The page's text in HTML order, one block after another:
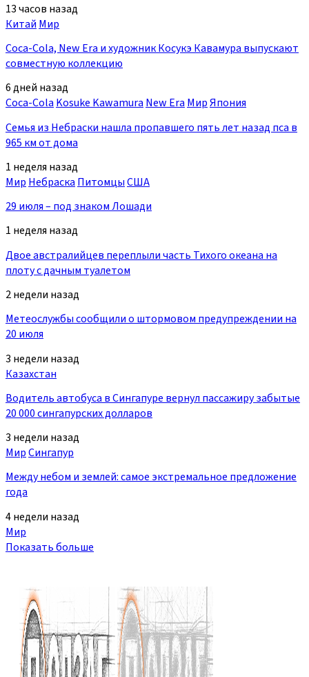
13 часов назад
Китай Мир
Coca-Cola, New Era и художник Косукэ Кавамура выпускают
совместную коллекцию
6 дней назад
Coca-ColaKosuke KawamuraNew EraМирЯпония
Семья из Небраски нашла пропавшего пять лет назад пса в
965 км от дома
1 неделя назад
Мир Небраска ПитомцыСША
29 июля – под знаком Лошади
1 неделя назад
Двое австралийцев переплыли часть Тихого океана на
плоту с дачным туалетом
2 недели назад
Метеослужбы сообщили о штормовом предупреждении на
20 июля
3 недели назад
Казахстан
Водитель автобуса в Сингапуре вернул пассажиру забытые
20 000 сингапурских долларов
3 недели назад
МирСингапур
Между небом и землей: самое экстремальное предложение
года
4 недели назад
Мир
Показать больше